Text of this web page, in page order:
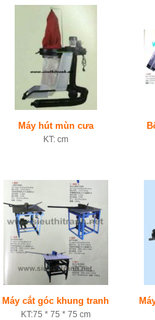
Máy hút mùn cưa
KT: cm
Máy cắt góc khung tranh
KT:75 * 75 * 75 cm